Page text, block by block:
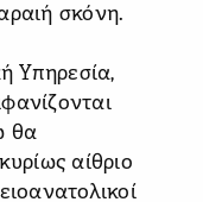
σκόνη.
Υπηρεσία,
θα
αίθριο